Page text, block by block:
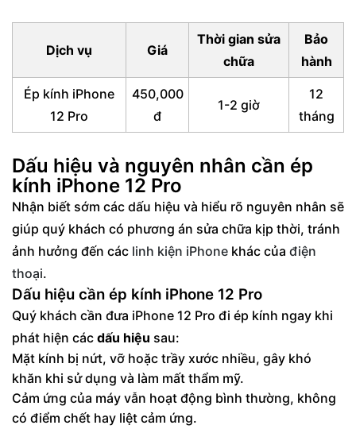
Ưu điểm vượt trội của dịch vụ ép kính
iPhone uy tín TPHCM
Cam kết chất lượng và bảo hành
Dịch vụ Giá
Thời gian sửa
chữa
Bảo
hành
Ép kính iPhone
12 Pro
450,000
đ
1-2 giờ
12
tháng
Dấu hiệu và nguyên nhân cần ép
kính iPhone 12 Pro
Nhận biết sớm các dấu hiệu và hiểu rõ nguyên nhân sẽ
giúp quý khách có phương án sửa chữa kịp thời, tránh
ảnh hưởng đến các linh kiện iPhone khác của điện
thoại.
Dấu hiệu cần ép kính iPhone 12 Pro
Quý khách cần đưa iPhone 12 Pro đi ép kính ngay khi
phát hiện các dấu hiệu sau:
Mặt kính bị nứt, vỡ hoặc trầy xước nhiều, gây khó
khăn khi sử dụng và làm mất thẩm mỹ.
Cảm ứng của máy vẫn hoạt động bình thường, không
có điểm chết hay liệt cảm ứng.